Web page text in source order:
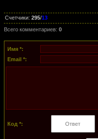
Счетчики: 295/13
Всего комментариев: 0
Имя *:
Email *:
Код *: